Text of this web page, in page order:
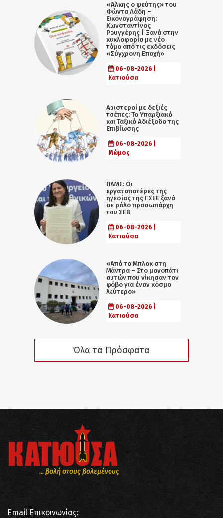
«Άλκης ο ψεύτης» του
Φώντα Λάδη –
Εικονογράφηση:
Κωνσταντίνος
Ρουγγέρης | Ξανά στην
κυκλοφορία με νέο
τόμο από τις εκδόσεις
«Σύγχρονη Εποχή»
06-08-2026 |
Κατιούσα
Αριστεροί με δεξιές
τσέπες: Το Υπαρξιακό
και Ταξικό Αδιέξοδο της
Επιβίωσης
06-08-2026 |
Μώμος
ΠΑΜΕ: Οι
εργατοπατέρες της
ηγεσίας της ΓΣΕΕ ξανά
σε ρόλο προσωπάρχη
του ΣΕΒ
06-08-2026 |
Κατιούσα
«Από το Μπλοκ στη
Μάντρα – Στο μονοπάτι
αυτών που νίκησαν τον
φόβο για έναν κόσμο
λεύτερο»
06-08-2026 |
Κατιούσα
Όλα τα Πρόσφατα
... βολή στους βολεμένους
Email Επικοινωνίας: